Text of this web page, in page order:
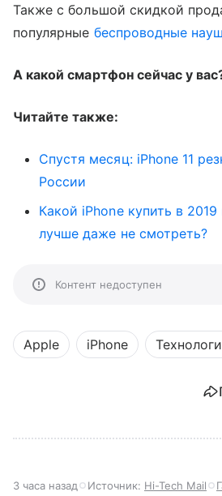
Также с большой скидкой
популярные беспроводные
А какой смартфон сейчас у
Читайте также:
Спустя месяц: iPhone 11
России
Какой iPhone купить в 2019
лучше даже не смотреть?
Контент недоступен
Apple iPhone
3 часа назад Источник: Hi-Tech Mail